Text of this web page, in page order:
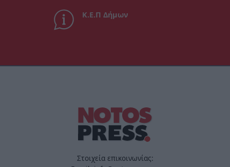
Κ.Ε.Π Δήμων
Στοιχεία επικοινωνίας: